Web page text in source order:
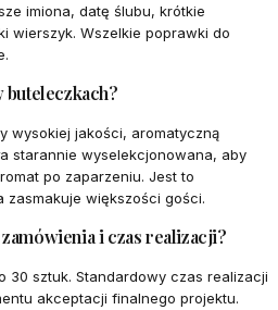
imiona, datę ślubu, krótkie
wierszyk. Wszelkie poprawki do
buteleczkach?
wysokiej jakości, aromatyczną
starannie wyselekcjonowana, aby
po zaparzeniu. Jest to
zasmakuje większości gości.
i czas realizacji?
30 sztuk. Standardowy czas realizacji
akceptacji finalnego projektu.